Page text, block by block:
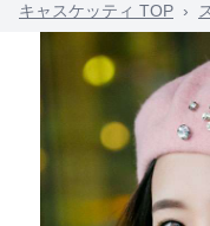
キャスケッティ TOP ›